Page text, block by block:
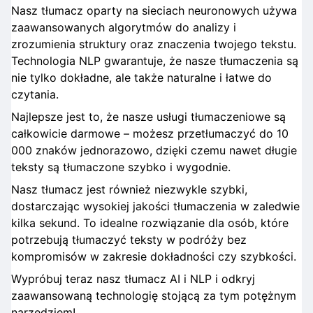
Nasz tłumacz oparty na sieciach neuronowych używa
zaawansowanych algorytmów do analizy i
zrozumienia struktury oraz znaczenia twojego tekstu.
Technologia NLP gwarantuje, że nasze tłumaczenia są
nie tylko dokładne, ale także naturalne i łatwe do
czytania.
Najlepsze jest to, że nasze usługi tłumaczeniowe są
całkowicie darmowe – możesz przetłumaczyć do 10
000 znaków jednorazowo, dzięki czemu nawet długie
teksty są tłumaczone szybko i wygodnie.
Nasz tłumacz jest również niezwykle szybki,
dostarczając wysokiej jakości tłumaczenia w zaledwie
kilka sekund. To idealne rozwiązanie dla osób, które
potrzebują tłumaczyć teksty w podróży bez
kompromisów w zakresie dokładności czy szybkości.
Wypróbuj teraz nasz tłumacz AI i NLP i odkryj
zaawansowaną technologię stojącą za tym potężnym